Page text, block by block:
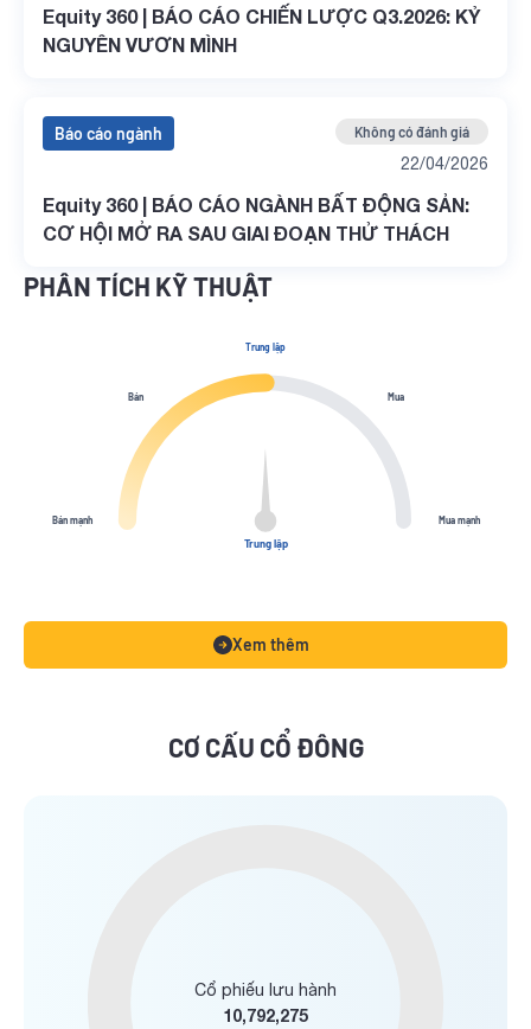
Equity 360 | BÁO CÁO CHIẾN LƯỢC Q3.2026: KỶ
NGUYÊN VƯƠN MÌNH
Báo cáo ngành Không có đánh giá
22/04/2026
Equity 360 | BÁO CÁO NGÀNH BẤT ĐỘNG SẢN:
CƠ HỘI MỞ RA SAU GIAI ĐOẠN THỬ THÁCH
PHÂN TÍCH KỸ THUẬT
Bán mạnh
Bán
Trung lập
Mua
Mua mạnh
Trung lập
Xem thêm
CƠ CẤU CỔ ĐÔNG
Cổ phiếu lưu hành
10,792,275